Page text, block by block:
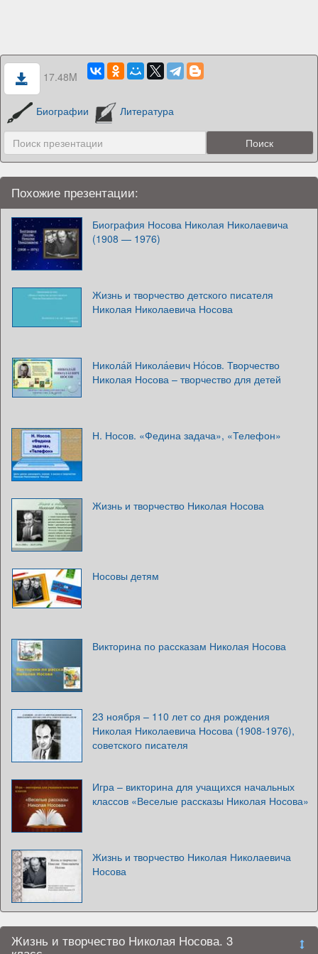
17.48M
Биографии Литература
Похожие презентации:
Биография Носова Николая Николаевича
(1908 — 1976)
Жизнь и творчество детского писателя
Николая Николаевича Носова
Никола́й Никола́евич Но́сов. Творчество
Николая Носова – творчество для детей
Н. Носов. «Федина задача», «Телефон»
Жизнь и творчество Николая Носова
Носовы детям
Викторина по рассказам Николая Носова
23 ноября – 110 лет со дня рождения
Николая Николаевича Носова (1908-1976),
советского писателя
Игра – викторина для учащихся начальных
классов «Веселые рассказы Николая Носова»
Жизнь и творчество Николая Николаевича
Носова
Жизнь и творчество Николая Носова. 3